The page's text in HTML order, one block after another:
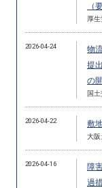
（
厚
2026-04-24
物
提
の
国
2026-04-22 敷
大阪
2026-04-16
障
過